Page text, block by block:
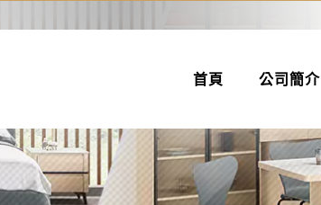
首頁(CURRENT)
公司簡介